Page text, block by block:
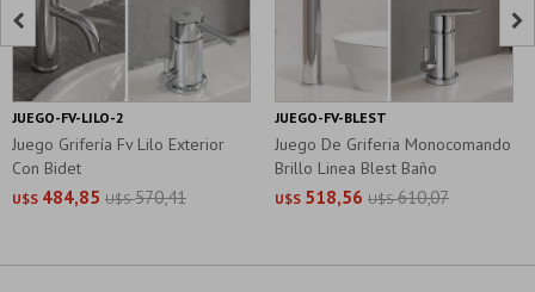
Juego Grifería Fv Lilo Exterior
Con Bidet
U$S 484,85 U$S 570,41
JUEGO-FV-LILO-2
Juego De Griferia Monocomando
Brillo Linea Blest Baño
U$S 518,56 U$S 610,07
JUEGO-FV-BLEST
 